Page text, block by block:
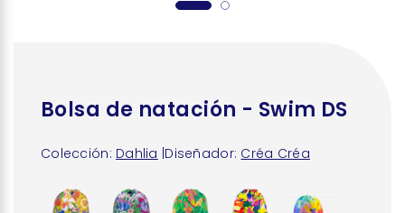
Bolsa de natación - Swim DS
Colección: Dahlia Diseñador: Créa Créa